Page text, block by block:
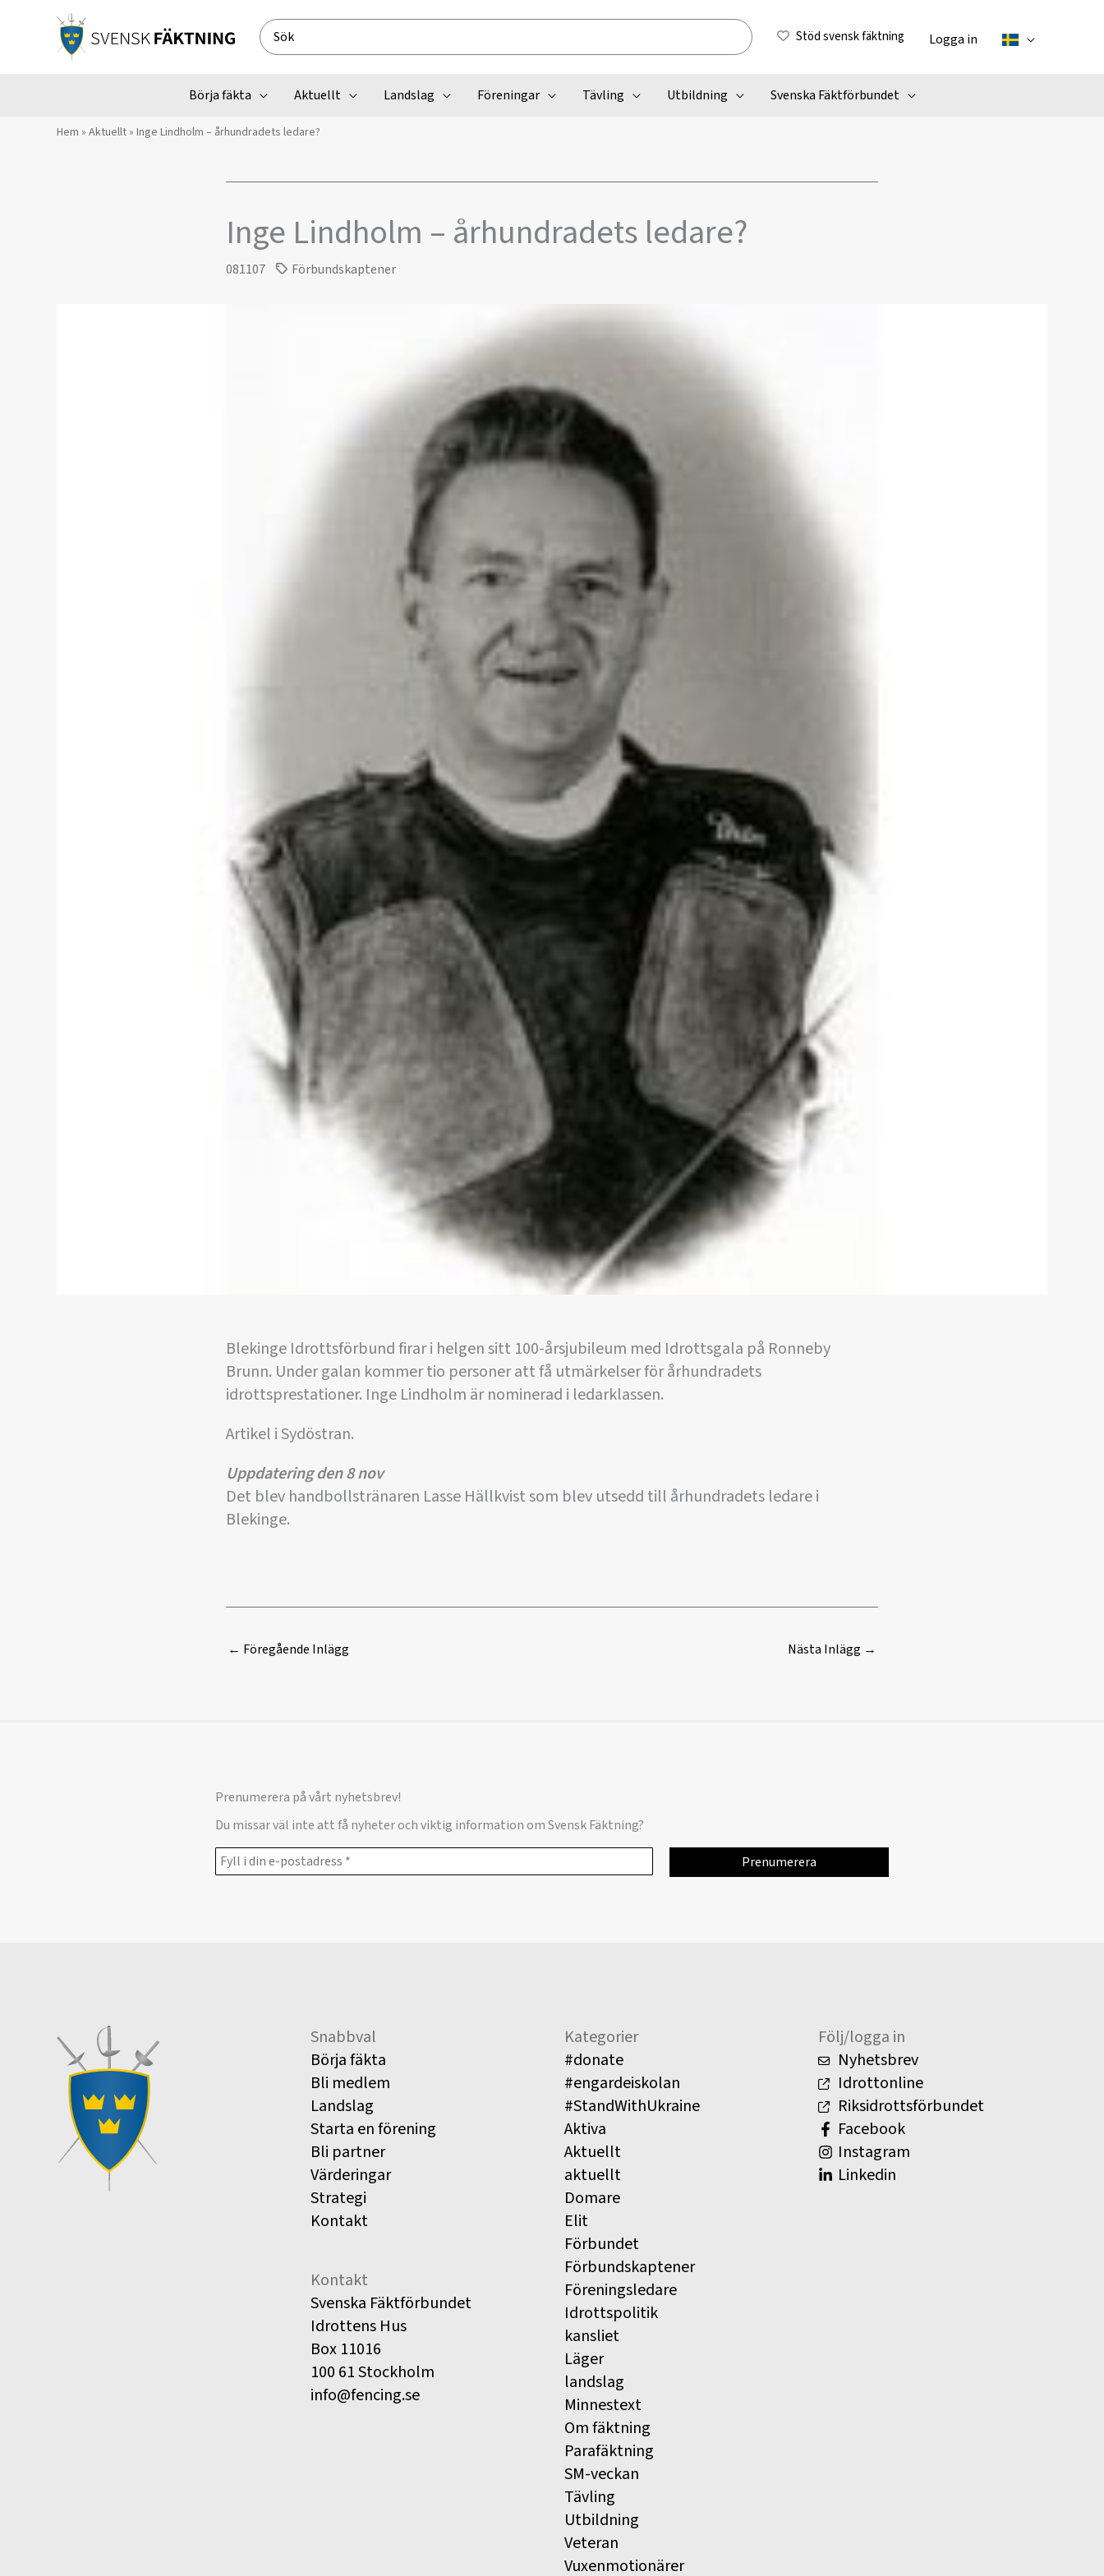
Search
for:
Stöd svensk fäktning Logga in
Börja fäkta Aktuellt Landslag Föreningar Tävling Utbildning Svenska Fäktförbundet
Hem » Aktuellt» Inge Lindholm – århundradets ledare?
Inge Lindholm – århundradets ledare?
081107 Förbundskaptener
Blekinge Idrottsförbund firar i helgen sitt 100-årsjubileum med Idrottsgala på Ronneby
Brunn. Under galan kommer tio personer att få utmärkelser för århundradets
idrottsprestationer. Inge Lindholm är nominerad i ledarklassen.
Artikel i Sydöstran.
Uppdatering den 8 nov
Det blev handbollstränaren Lasse Hällkvist som blev utsedd till århundradets ledare i
Blekinge.
← Föregående Inlägg Nästa Inlägg →
Prenumerera på vårt nyhetsbrev!
Du missar väl inte att få nyheter och viktig information om Svensk Fäktning?
Snabbval
Börja fäkta
Bli medlem
Landslag
Starta en förening
Bli partner
Värderingar
Strategi
Kontakt
Kontakt
Svenska Fäktförbundet
Idrottens Hus
Box 11016
100 61 Stockholm
info@fencing.se
Kategorier
#donate
#engardeiskolan
#StandWithUkraine
Aktiva
Aktuellt
aktuellt
Domare
Elit
Förbundet
Förbundskaptener
Föreningsledare
Idrottspolitik
kansliet
Läger
landslag
Minnestext
Om fäktning
Parafäktning
SM-veckan
Tävling
Utbildning
Veteran
Vuxenmotionärer
Följ/logga in
Nyhetsbrev
Idrottonline
Riksidrottsförbundet
Facebook
Instagram
Linkedin